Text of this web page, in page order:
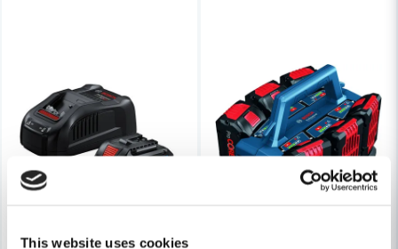
This website uses cookies
Skicka fråga